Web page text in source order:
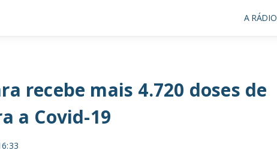
A RÁDIO
recebe mais 4.720 doses de
a Covid-19